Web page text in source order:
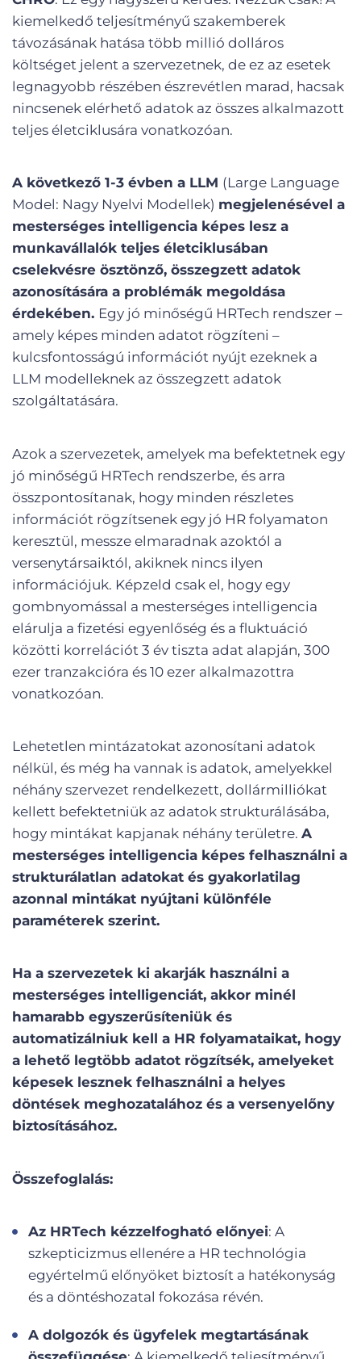
kiemelkedő teljesítményű szakemberek
távozásának hatása több millió dolláros
költséget jelent a szervezetnek, de ez az esetek
legnagyobb részében észrevétlen marad, hacsak
nincsenek elérhető adatok az összes alkalmazott
teljes életciklusára vonatkozóan.
A következő 1-3 évben a LLM (Large Language
Model: Nagy Nyelvi Modellek) megjelenésével a
mesterséges intelligencia képes lesz a
munkavállalók teljes életciklusában
cselekvésre ösztönző, összegzett adatok
azonosítására a problémák megoldása
érdekében. Egy jó minőségű HRTech rendszer –
amely képes minden adatot rögzíteni –
kulcsfontosságú információt nyújt ezeknek a
LLM modelleknek az összegzett adatok
szolgáltatására.
Azok a szervezetek, amelyek ma befektetnek egy
jó minőségű HRTech rendszerbe, és arra
összpontosítanak, hogy minden részletes
információt rögzítsenek egy jó HR folyamaton
keresztül, messze elmaradnak azoktól a
versenytársaiktól, akiknek nincs ilyen
információjuk. Képzeld csak el, hogy egy
gombnyomással a mesterséges intelligencia
elárulja a fizetési egyenlőség és a fluktuáció
közötti korrelációt 3 év tiszta adat alapján, 300
ezer tranzakcióra és 10 ezer alkalmazottra
vonatkozóan.
Lehetetlen mintázatokat azonosítani adatok
nélkül, és még ha vannak is adatok, amelyekkel
néhány szervezet rendelkezett, dollármilliókat
kellett befektetniük az adatok strukturálásába,
hogy mintákat kapjanak néhány területre. A
mesterséges intelligencia képes felhasználni a
strukturálatlan adatokat és gyakorlatilag
azonnal mintákat nyújtani különféle
paraméterek szerint.
Ha a szervezetek ki akarják használni a
mesterséges intelligenciát, akkor minél
hamarabb egyszerűsíteniük és
automatizálniuk kell a HR folyamataikat, hogy
a lehető legtöbb adatot rögzítsék, amelyeket
képesek lesznek felhasználni a helyes
döntések meghozatalához és a versenyelőny
biztosításához.
Összefoglalás:
Az HRTech kézzelfogható előnyei: A
szkepticizmus ellenére a HR technológia
egyértelmű előnyöket biztosít a hatékonyság
és a döntéshozatal fokozása révén.
A dolgozók és ügyfelek megtartásának